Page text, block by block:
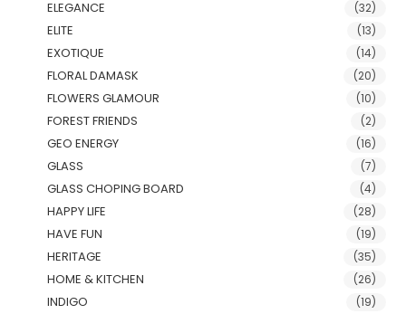
ELEGANCE (32)
ELITE (13)
EXOTIQUE (14)
FLORAL DAMASK (20)
FLOWERS GLAMOUR (10)
FOREST FRIENDS (2)
GEO ENERGY (16)
GLASS (7)
GLASS CHOPING BOARD (4)
HAPPY LIFE (28)
HAVE FUN (19)
HERITAGE (35)
HOME & KITCHEN (26)
INDIGO (19)